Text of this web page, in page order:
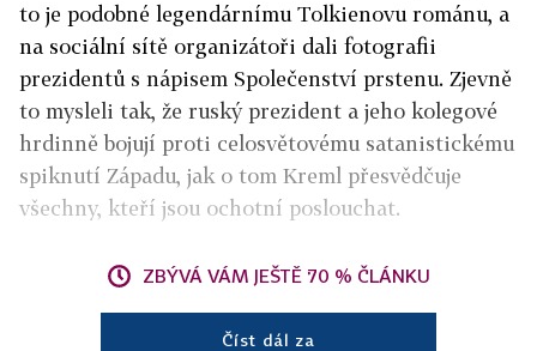
to je podobné legendárnímu Tolkienovu románu, a
na sociální sítě organizátoři dali fotografii
prezidentů s nápisem Společenství prstenu. Zjevně
to mysleli tak, že ruský prezident a jeho kolegové
hrdinně bojují proti celosvětovému satanistickému
spiknutí Západu, jak o tom Kreml přesvědčuje
všechny, kteří jsou ochotní poslouchat.
ZBÝVÁ VÁM JEŠTĚ 70 % ČLÁNKU
Číst dál za